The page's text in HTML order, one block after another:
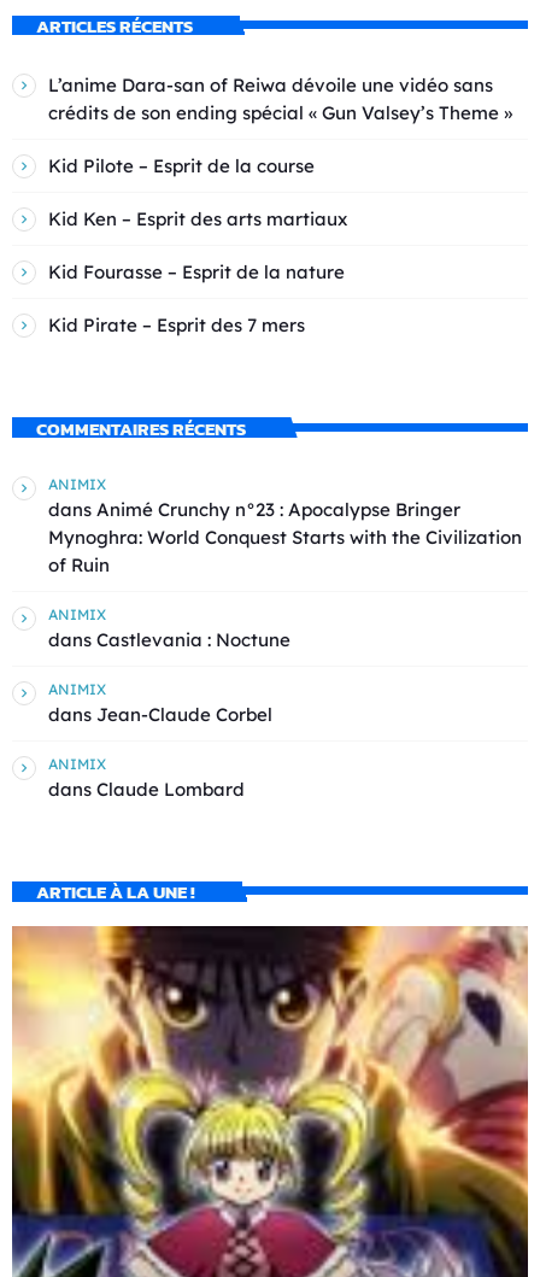
ARTICLES RÉCENTS
L’anime Dara-san of Reiwa dévoile une vidéo sans
crédits de son ending spécial « Gun Valsey’s Theme »
Kid Pilote – Esprit de la course
Kid Ken – Esprit des arts martiaux
Kid Fourasse – Esprit de la nature
Kid Pirate – Esprit des 7 mers
COMMENTAIRES RÉCENTS
ANIMIX
dans Animé Crunchy n°23 : Apocalypse Bringer
Mynoghra: World Conquest Starts with the Civilization
of Ruin
ANIMIX
dans Castlevania : Noctune
ANIMIX
dans Jean-Claude Corbel
ANIMIX
dans Claude Lombard
ARTICLE À LA UNE !